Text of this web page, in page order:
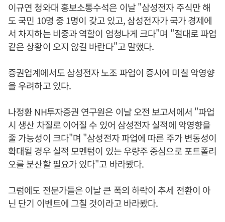
이규연 청와대 홍보소통수석은 이날 "삼성전자 주식만 해
도 국민 10명 중 1명이 갖고 있고, 삼성전자가 국가 경제에
서 차지하는 비중과 역할이 엄청나게 크다"며 "절대로 파업
같은 상황이 오지 않길 바란다"고 말했다.
증권업계에서도 삼성전자 노조 파업이 증시에 미칠 악영향
을 우려하고 있다.
나정환 NH투자증권 연구원은 이날 오전 보고서에서 "파업
시 생산 차질로 이어질 수 있어 삼성전자 실적에 악영향을
줄 가능성이 크다"며 "삼성전자 파업에 따른 주가 변동성이
확대될 경우 실적 모멘텀이 있는 우량주 중심으로 포트폴리
오를 분산할 필요가 있다"고 바라봤다.
그럼에도 전문가들은 이날 큰 폭의 하락이 추세 전환이 아
닌 단기 이벤트에 그칠 것이라고 바라봤다.